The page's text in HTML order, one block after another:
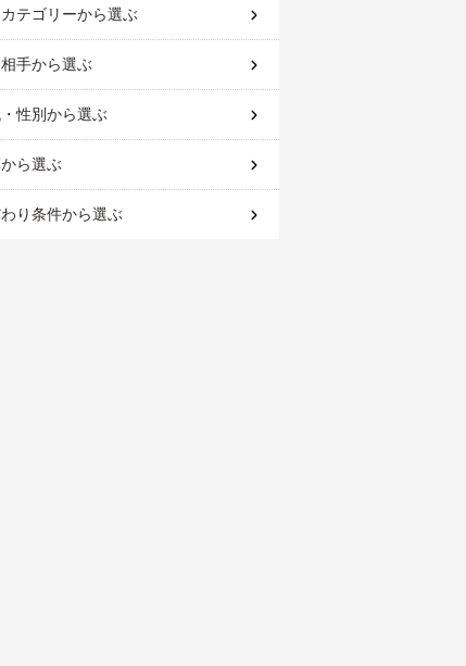
テゴリーから選ぶ
手から選ぶ
性別から選ぶ
から選ぶ
り条件から選ぶ